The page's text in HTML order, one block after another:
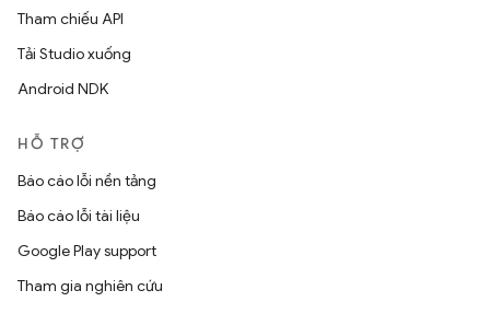
Tham chiếu API
Tải Studio xuống
Android NDK
HỖ TRỢ
Báo cáo lỗi nền tảng
Báo cáo lỗi tài liệu
Google Play support
Tham gia nghiên cứu